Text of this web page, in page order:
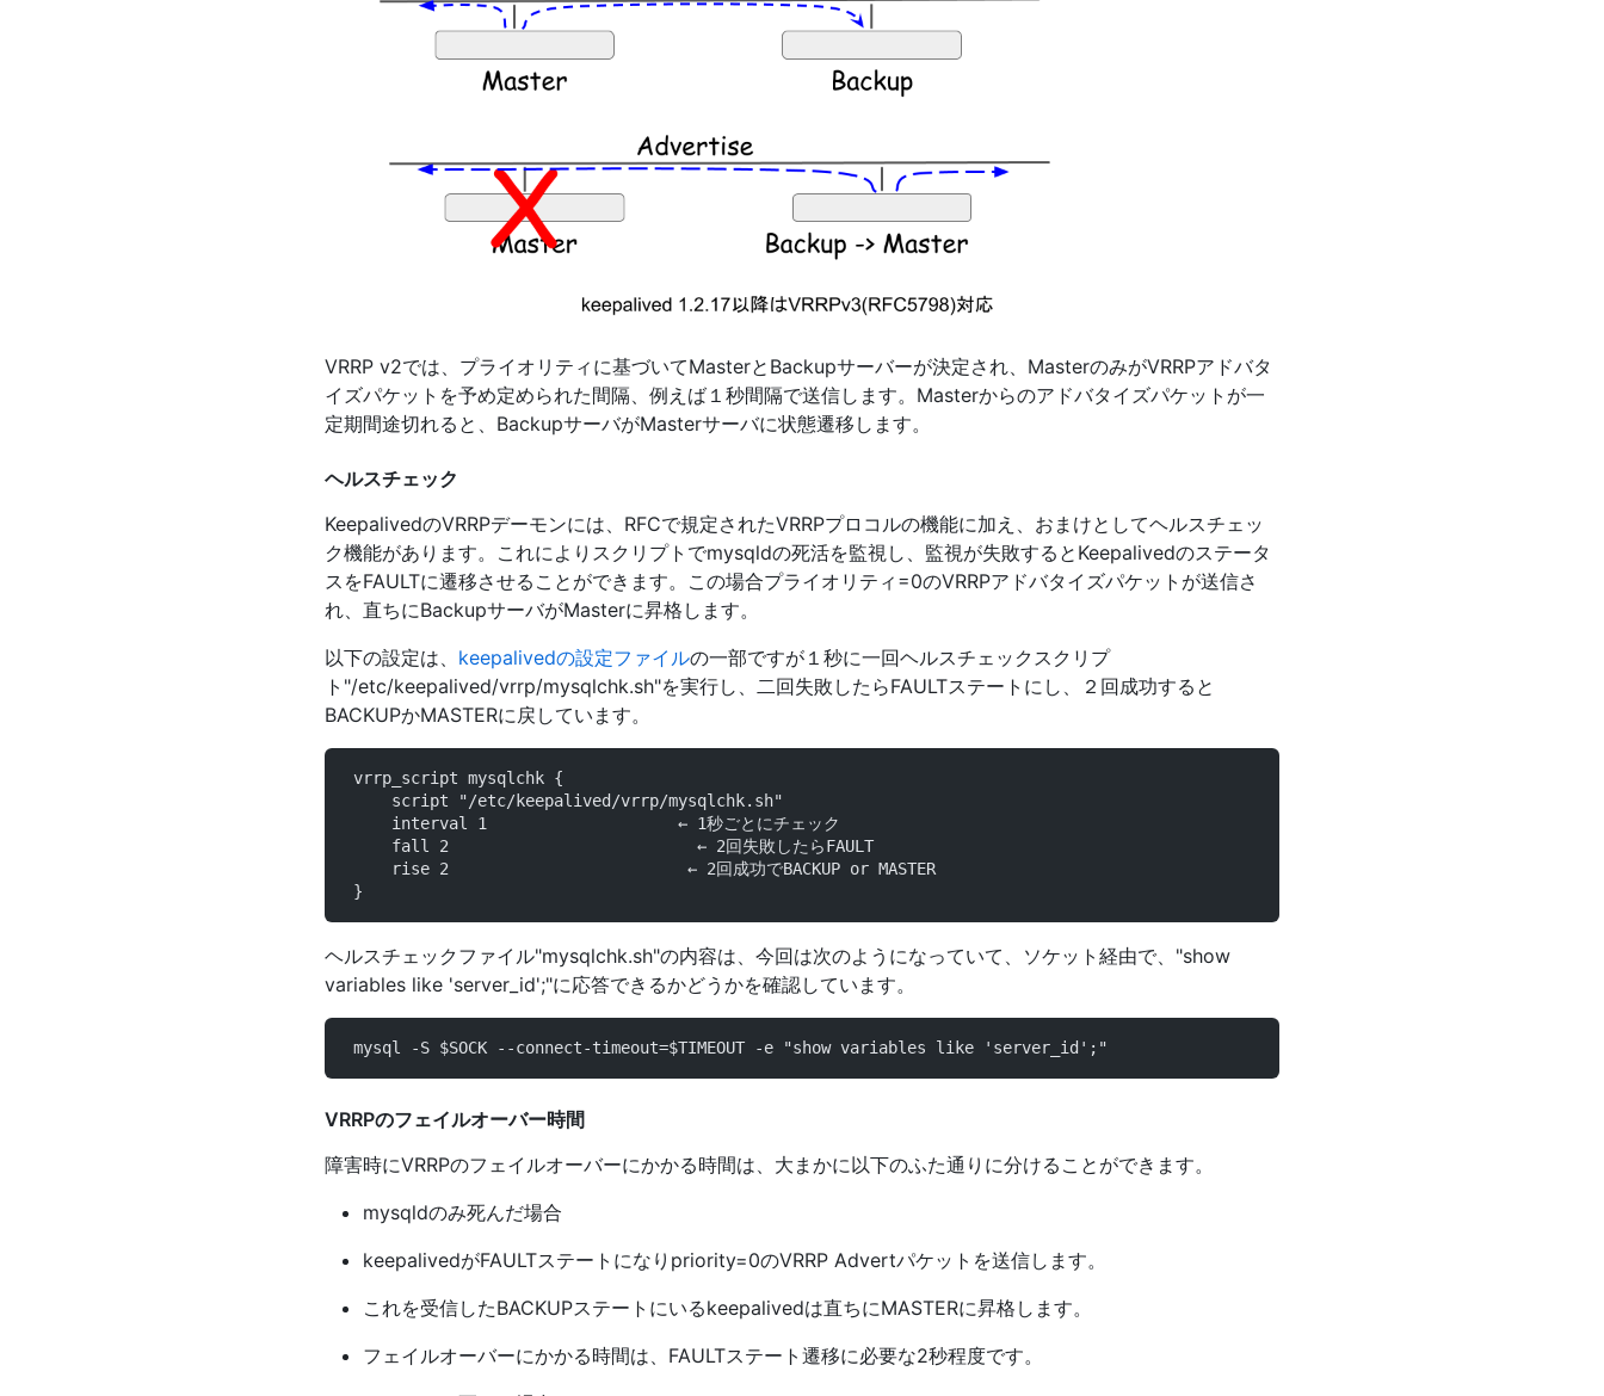
VRRP v2では、プライオリティに基づいてMasterとBackupサーバーが決定され、MasterのみがVRRPアドバタ
イズパケットを予め定められた間隔、例えば１秒間隔で送信します。Masterからのアドバタイズパケットが一
定期間途切れると、BackupサーバがMasterサーバに状態遷移します。
ヘルスチェック
KeepalivedのVRRPデーモンには、RFCで規定されたVRRPプロコルの機能に加え、おまけとしてヘルスチェッ
ク機能があります。これによりスクリプトでmysqldの死活を監視し、監視が失敗するとKeepalivedのステータ
スをFAULTに遷移させることができます。この場合プライオリティ=0のVRRPアドバタイズパケットが送信さ
れ、直ちにBackupサーバがMasterに昇格します。
以下の設定は、 keepalivedの設定ファイルの一部ですが１秒に一回ヘルスチェックスクリプ
ト"/etc/keepalived/vrrp/mysqlchk.sh"を実行し、二回失敗したらFAULTステートにし、２回成功すると
BACKUPかMASTERに戻しています。
vrrp_script mysqlchk {
     script "/etc/keepalived/vrrp/mysqlchk.sh"
     interval 1                    ← 1秒ごとにチェック
     fall 2                          ← 2回失敗したらFAULT
     rise 2                         ← 2回成功でBACKUP or MASTER
}
ヘルスチェックファイル"mysqlchk.sh"の内容は、今回は次のようになっていて、ソケット経由で、"show
variables like 'server_id';"に応答できるかどうかを確認しています。
mysql -S $SOCK --connect-timeout=$TIMEOUT -e "show variables like 'server_id';"
VRRPのフェイルオーバー時間
障害時にVRRPのフェイルオーバーにかかる時間は、大まかに以下のふた通りに分けることができます。
mysqldのみ死んだ場合
keepalivedがFAULTステートになりpriority=0のVRRP Advertパケットを送信します。
これを受信したBACKUPステートにいるkeepalivedは直ちにMASTERに昇格します。
フェイルオーバーにかかる時間は、FAULTステート遷移に必要な2秒程度です。